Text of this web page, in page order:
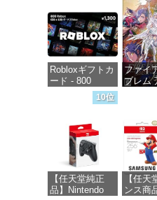
価格：¥4,400
価格
Robloxギフトカ
ード - 800
Robux 【限定バ
ーチャルアイテ
【オンラインゲ
ームコード】
ロブロックス |
オンラインコー
ド版
価格：¥1,300
ファイ
ブレム
紅 -
10位
【任天堂純正
品】Nintendo
【任天
ンス商